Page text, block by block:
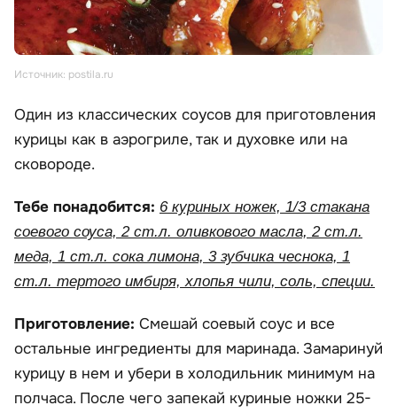
Источник: postila.ru
Один из классических соусов для приготовления
курицы как в аэрогриле, так и духовке или на
сковороде.
Тебе понадобится: 6 куриных ножек, 1/3 стакана
соевого соуса, 2 ст.л. оливкового масла, 2 ст.л.
меда, 1 ст.л. сока лимона, 3 зубчика чеснока, 1
ст.л. тертого имбиря, хлопья чили, соль, специи.
Приготовление: Смешай соевый соус и все
остальные ингредиенты для маринада. Замаринуй
курицу в нем и убери в холодильник минимум на
полчаса. После чего запекай куриные ножки 25-